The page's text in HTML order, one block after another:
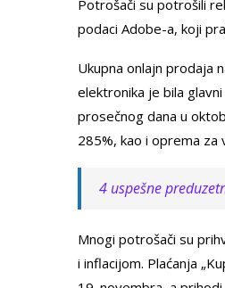
Potrošači su potrošili
podaci Adobe-a, koji
Ukupna onlajn prodaja
elektronika je bila
prosečnog dana u
285%, kao i oprema za
4 uspešne
Mnogi potrošači su
i inflacijom. Plaćanja